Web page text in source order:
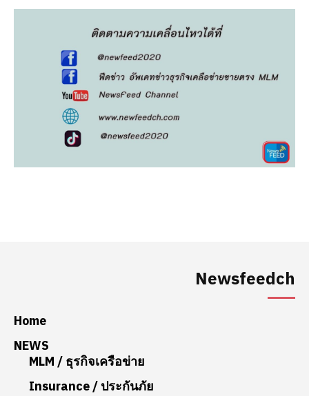
Newsfeedch
Home
NEWS
MLM / ธุรกิจเครือข่าย
Insurance / ประกันภัย